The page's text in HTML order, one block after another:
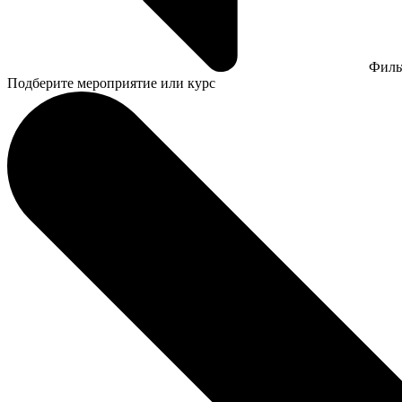
Подберите мероприятие или курс